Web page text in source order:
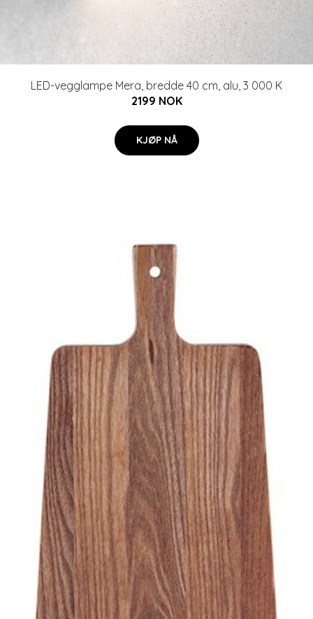
LED-vegglampe Mera, bredde 40 cm, alu, 3 000 K
2199 NOK
KJØP NÅ